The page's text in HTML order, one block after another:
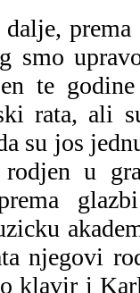
smo
te
rata, ali
su jos
u
njegovi
klavir i